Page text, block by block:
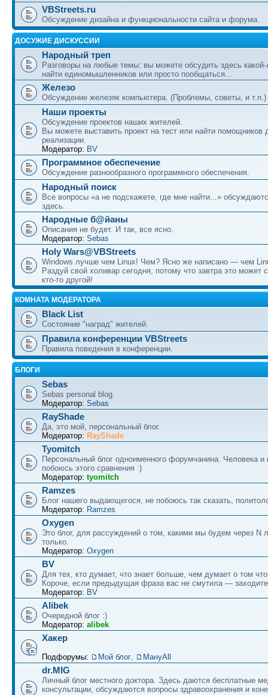
VBStreets.ru
Обсуждение дизайна и функциональности сайта и форума.
ДОСУЖИЕ ДИСКУССИИ
Народный треп
Разговоры на любые темы: вы можете обсудить здесь какой-
найти единомышленников или просто пообщаться...
Железо
Обсуждение железяк компьютера. (Проблемы, советы, и т.п.)
Наши проекты
Обсуждение проектов наших жителей.
Вы можете выставить проект на тест или найти помощников
реализации.
Модератор: BV
Программное обеспечение
Обсуждение разнообразного программного обеспечения.
Народный поиск
Все вопросы «а не подскажете, где мне найти...»
здесь.
Народные б@йаны
Описания не будет. И так, все ясно.
Модератор: Sebas
Holy Wars@VBStreets
Windows лучше чем Linux! Чем? Ясно же написано — чем
Раздуй свой холивар сегодня, потому что завтра это может
кто-то другой!
КОМНАТА МОДЕРАТОРА
Black List
Состояние "наград" жителей.
Правила конференции VBStreets
Правила поведения в конференции.
БЛОГИ
Sebas
Sebas personal blog.
Модератор: Sebas
RayShade
Да, это мой, персональный блог.
Модератор: RayShade
Tyomitch
Персональный блог одноименного форумчанина. Человека и
побоюсь этого сравнения :)
Модератор: tyomitch
Ramzes
Блог нашего выдающегося, не побоюсь так сказать,
Модератор: Ramzes
Oxygen
Это блог, для рассуждений о том, какими мы будем через N
только.
Модератор: Oxygen
BV
Для тех, кто думает, что знает больше, чем думает о том что
Короче, если предыдущая фраза вас не смутила —
Модератор: BV
Alibek
Очередной блог :)
Модератор: alibek
Хакер
Подфорумы: Мой блог, МануAll
dr.MIG
Личный блог местного доктора. Здесь даются бесплатные
консультации, обсуждаются вопросы здравоохранения и